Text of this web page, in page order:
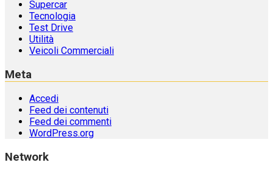
Supercar
Tecnologia
Test Drive
Utilità
Veicoli Commerciali
Meta
Accedi
Feed dei contenuti
Feed dei commenti
WordPress.org
Network